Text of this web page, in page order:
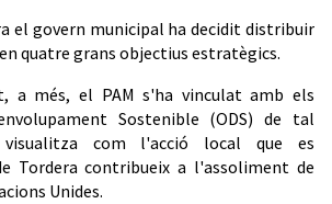
el govern municipal ha decidit distribuir
quatre grans objectius estratègics.
a més, el PAM s'ha vinculat amb els
Sostenible (ODS) de tal
com l'acció local que es
Tordera contribueix a l'assoliment de
Unides.